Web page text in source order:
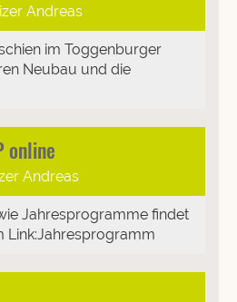
Andreas
im Toggenburger
Neubau und die
online
Andreas
Jahresprogramme findet
Link:Jahresprogramm